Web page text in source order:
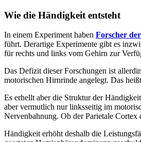
Wie die Händigkeit entsteht
In einem Experiment haben Forscher
führt. Derartige Experimente gibt es
für rechts und links vom Gehirn zur
Das Defizit dieser Forschungen ist
motorischen Hirnrinde angelegt. Das
Es erhellt aber die Struktur der
aber vermutlich nur linksseitig im
Nervenbahnung. Ob der Parietale
Händigkeit erhöht deshalb die